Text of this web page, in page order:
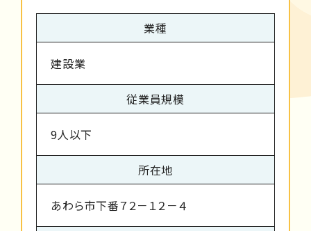
業種
建設業
従業員規模
9人以下
所在地
あわら市下番７２－１２－４